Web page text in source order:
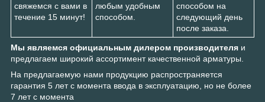
свяжемся с вами в
течение 15 минут!
любым удобным
способом.
способом на
следующий день
после заказа.
Мы являемся официальным дилером производителя и
предлагаем широкий ассортимент качественной арматуры.
На предлагаемую нами продукцию распространяется
гарантия 5 лет с момента ввода в эксплуатацию, но не более
7 лет с момента